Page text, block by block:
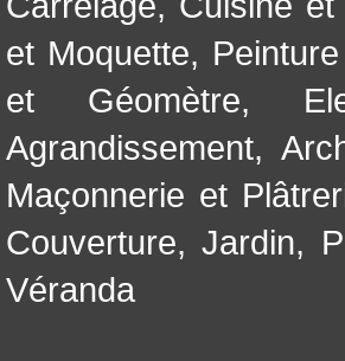
et Moquette,
et Géomètre,
Agrandissement,
Maçonnerie et
Couverture,Jardin,
Véranda